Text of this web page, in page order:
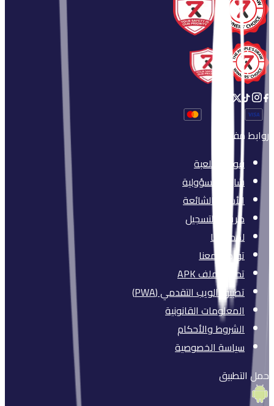
روابط مفيدة
قواعد اللعبة
شارك بمسؤولية
الأسئلة الشائعة
طريقة التسجيل
لمحة عنا
تواصل معنا
تحميل ملف APK
تطبيق الويب التقدمي (PWA)
المعلومات القانونية
الشروط والأحكام
سياسة الخصوصية
حمل التطبيق